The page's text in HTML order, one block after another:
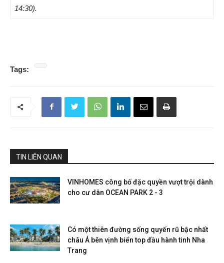
14:30).
Tags:
TIN LIÊN QUAN
VINHOMES công bố đặc quyền vượt trội dành
cho cư dân OCEAN PARK 2 - 3
Có một thiên đường sống quyến rũ bậc nhất
châu Á bên vịnh biển top đầu hành tinh Nha
Trang